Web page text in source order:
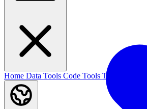
Home Data Tools Code Tools Text Tools